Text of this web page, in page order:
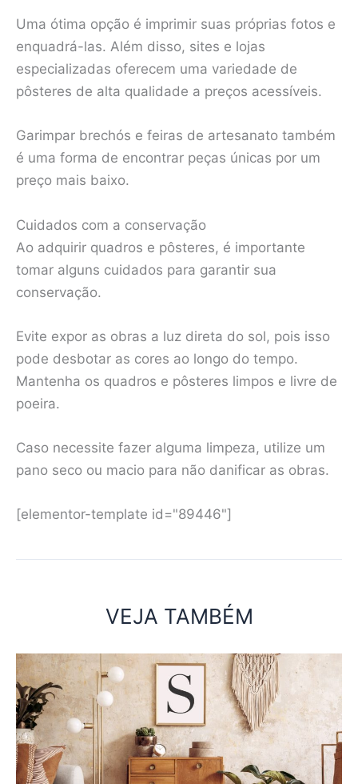
Uma ótima opção é imprimir suas próprias fotos e
enquadrá-las. Além disso, sites e lojas
especializadas oferecem uma variedade de
pôsteres de alta qualidade a preços acessíveis.
Garimpar brechós e feiras de artesanato também
é uma forma de encontrar peças únicas por um
preço mais baixo.
Cuidados com a conservação
Ao adquirir quadros e pôsteres, é importante
tomar alguns cuidados para garantir sua
conservação.
Evite expor as obras a luz direta do sol, pois isso
pode desbotar as cores ao longo do tempo.
Mantenha os quadros e pôsteres limpos e livre de
poeira.
Caso necessite fazer alguma limpeza, utilize um
pano seco ou macio para não danificar as obras.
[elementor-template id="89446"]
VEJA TAMBÉM